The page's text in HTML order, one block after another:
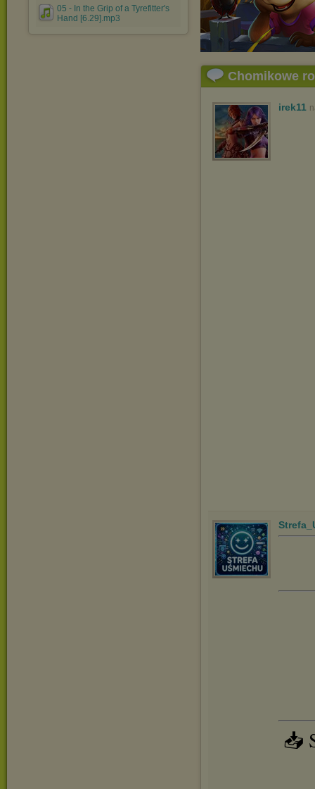
05 - In the Grip of a Tyrefitter's
Hand [6.29].mp3
Chomikowe
irek11
📥